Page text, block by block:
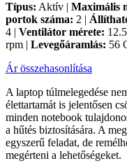
Típus: Aktív | Maximális
portok száma: 2 |
4 | Ventilátor mérete:
rpm | Levegőáramlás: 56
Ár összehasonlítása
A laptop túlmelegedése
élettartamát is jelentősen
minden notebook
a hűtés biztosítására. A
egyszerű feladat, de
megérteni a lehetőségeket.